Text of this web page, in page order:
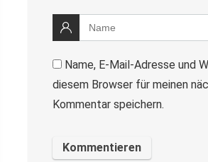
Name, E-Mail-Adresse und
diesem Browser für meinen
Kommentar speichern.